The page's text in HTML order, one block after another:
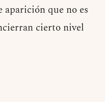
que no es
cierto nivel